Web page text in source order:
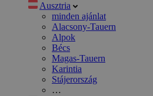
Ausztria
minden ajánlat
Alacsony-Tauern
Alpok
Bécs
Magas-Tauern
Karintia
Stájerország
…